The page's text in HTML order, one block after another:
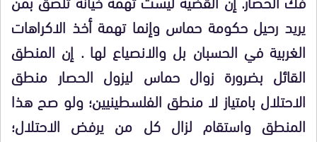
يريد رحيل حكومة حماس وإنما تهمة أخذ الاكراهات
الغربية في الحسبان بل والانصياع لها . إن المنطق
القائل بضرورة زوال حماس ليزول الحصار منطق
الاحتلال بامتياز لا منطق الفلسطينيين؛ ولو صح هذا
المنطق واستقام لزال كل من يرفض الاحتلال؛